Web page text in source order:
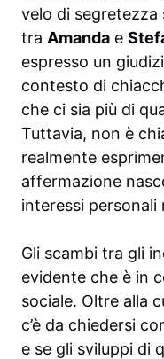
velo di segretezza
tra Amanda e
espresso un
contesto di
che ci sia più di
Tuttavia, non è
realmente
affermazione
interessi personali
Gli scambi tra gli
evidente che è in
sociale. Oltre alla
c’è da chiedersi
e se gli sviluppi di